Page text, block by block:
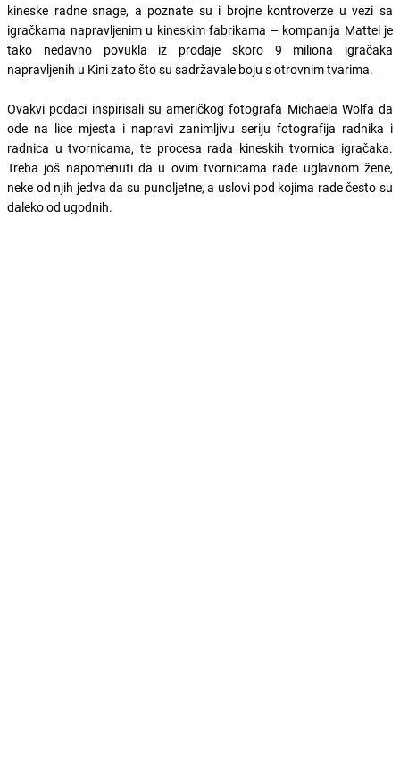
kineske radne snage, a poznate su i brojne kontroverze u vezi sa
igračkama napravljenim u kineskim fabrikama – kompanija Mattel je
tako nedavno povukla iz prodaje skoro 9 miliona igračaka
napravljenih u Kini zato što su sadržavale boju s otrovnim tvarima.
Ovakvi podaci inspirisali su američkog fotografa Michaela Wolfa da
ode na lice mjesta i napravi zanimljivu seriju fotografija radnika i
radnica u tvornicama, te procesa rada kineskih tvornica igračaka.
Treba još napomenuti da u ovim tvornicama rade uglavnom žene,
neke od njih jedva da su punoljetne, a uslovi pod kojima rade često su
daleko od ugodnih.